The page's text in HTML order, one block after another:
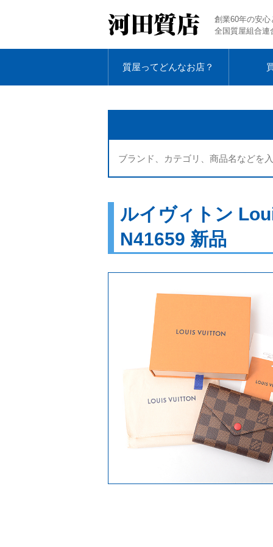
創業60年の安心
全国質屋組合連
質屋ってどんなお店？
ルイヴィトン
N41659 新品